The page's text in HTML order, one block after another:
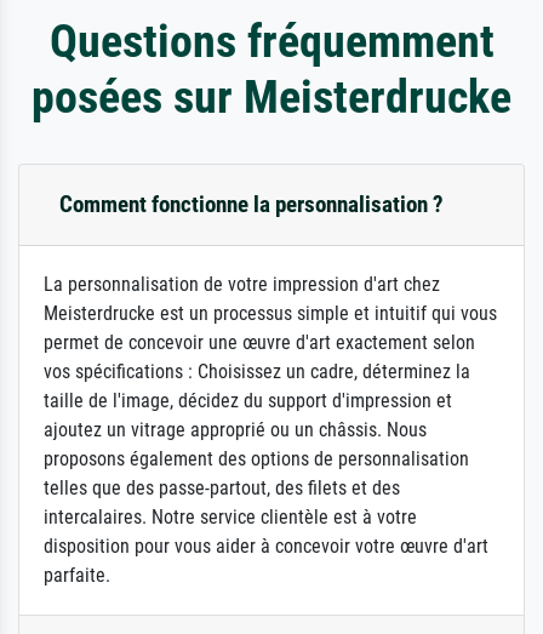
Questions fréquemment
posées sur Meisterdrucke
Comment fonctionne la personnalisation ?
La personnalisation de votre impression d'art chez
Meisterdrucke est un processus simple et intuitif qui vous
permet de concevoir une œuvre d'art exactement selon
vos spécifications : Choisissez un cadre, déterminez la
taille de l'image, décidez du support d'impression et
ajoutez un vitrage approprié ou un châssis. Nous
proposons également des options de personnalisation
telles que des passe-partout, des filets et des
intercalaires. Notre service clientèle est à votre
disposition pour vous aider à concevoir votre œuvre d'art
parfaite.